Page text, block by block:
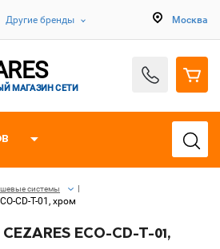
Другие бренды Москва
МАГАЗИН СЕТИ
системы
CD-T-01, хром
ECO-CD-T-01,